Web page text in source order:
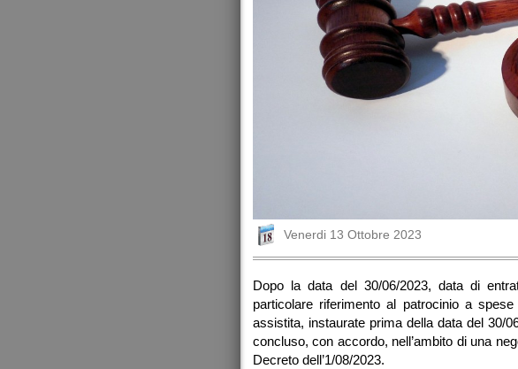
Venerdi 13 Ottobre 2023
Dopo la data del 30/06/2023, data di
particolare riferimento al patrocinio a
assistita, instaurate prima della data del 30/
concluso, con accordo, nell’ambito di una
Decreto dell’1/08/2023.